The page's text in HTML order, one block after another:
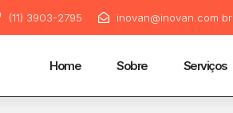
(11) 3903-2795 inovan@inovan.com.br
Home Sobre Serviços